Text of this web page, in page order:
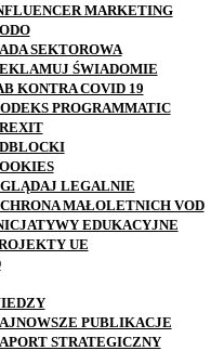
MARKETING
SEKTOROWA
ŚWIADOMIE
KONTRA COVID 19
PROGRAMMATIC
LEGALNIE
MAŁOLETNICH VOD
EDUKACYJNE
UE
PUBLIKACJE
STRATEGICZNY